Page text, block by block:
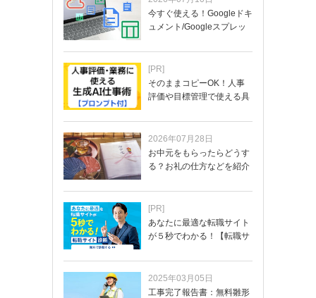
今すぐ使える！Googleドキ
ュメント/Googleスプレッ
[PR]
そのままコピーOK！人事
評価や目標管理で使える具
2026年07月28日
お中元をもらったらどうす
る？お礼の仕方などを紹介
[PR]
あなたに最適な転職サイト
が５秒でわかる！【転職サ
2025年03月05日
工事完了報告書：無料雛形